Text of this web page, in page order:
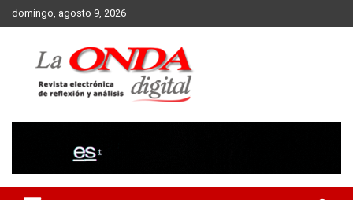
Skip
to
domingo, agosto 9, 2026